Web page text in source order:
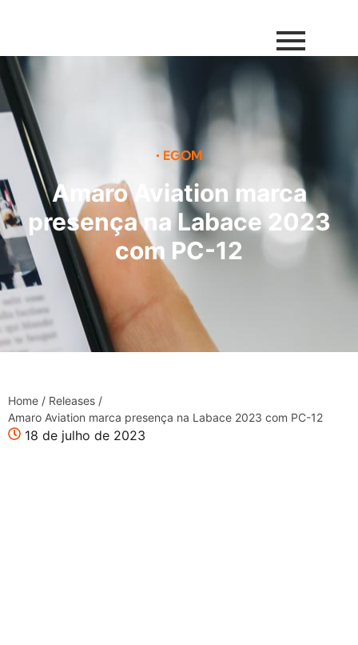
• EGOM
Amaro Aviation marca
presença na Labace 2023
com PC-12
Home / Releases /
Amaro Aviation marca presença na Labace 2023 com PC-12
18 de julho de 2023